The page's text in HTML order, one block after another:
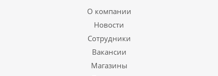
О компании
Новости
Сотрудники
Вакансии
Магазины